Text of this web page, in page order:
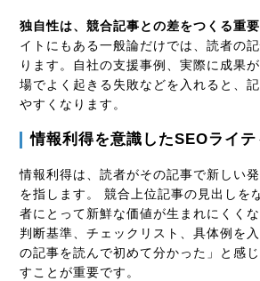
独自性は、競合記事との差をつくる重要
イトにもある一般論だけでは、読者の
ります。自社の支援事例、実際に成果
場でよく起きる失敗などを入れると、
やすくなります。
情報利得を意識したSEOライ
情報利得は、読者がその記事で新しい
を指します。 競合上位記事の見出しを
者にとって新鮮な価値が生まれにくくな
判断基準、チェックリスト、具体例を
の記事を読んで初めて分かった」と感
すことが重要です。